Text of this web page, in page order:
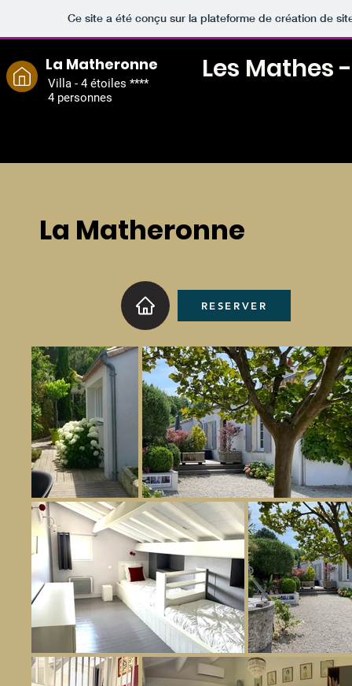
Ce site a été conçu sur la plateforme de création de
La Matheronne Les Mathes
Villa - 4 étoiles ****
4 personnes
La Matheronne
RESERVER